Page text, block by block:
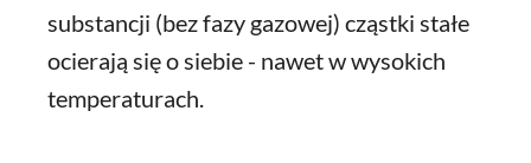
substancji (bez fazy gazowej) cząstki stałe
ocierają się o siebie - nawet w wysokich
temperaturach.